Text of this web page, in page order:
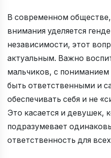
В современном
внимания уделяется
независимости, этот
актуальным. Важно
мальчиков, с
быть ответственными и
обеспечивать себя и не
Это касается и девушек,
подразумевает
ответственность для